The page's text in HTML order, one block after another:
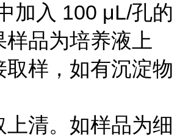
加入 100 μL/孔的
品为培养液上
取样，如有沉淀物
上清。如样品为细